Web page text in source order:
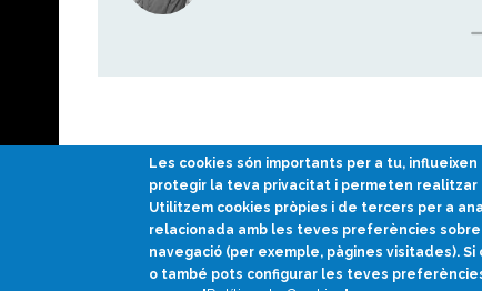
Divulgació científica
en català
Les cookies són importants per a tu,
protegir la teva privacitat i permeten realitzar
Utilitzem cookies pròpies i de tercers per a
relacionada amb les teves preferències
navegació (per exemple, pàgines visitades).
o també pots configurar les teves